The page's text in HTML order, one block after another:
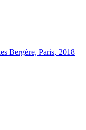
Bergère, Paris, 2018